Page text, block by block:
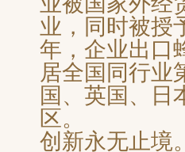
业，同时被授
年，企业出口
居全国同行业
国、英国、日
区。
创新永无止境